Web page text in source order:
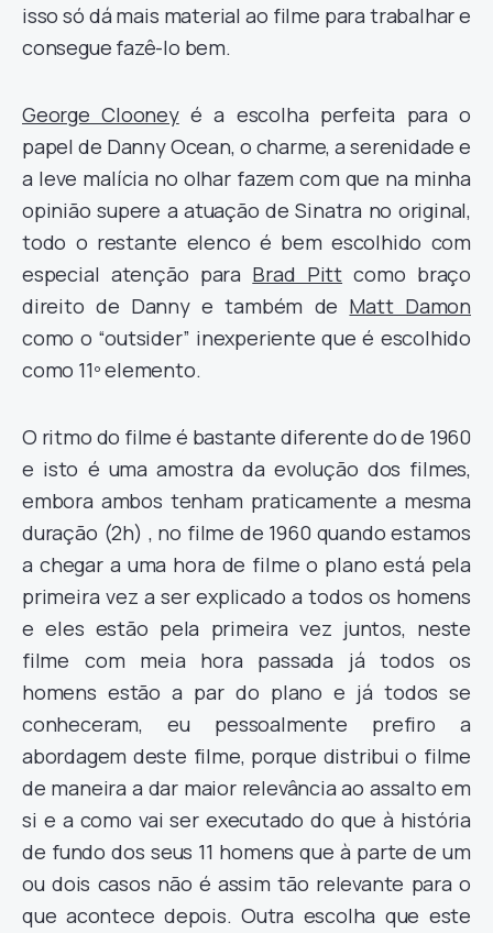
isso só dá mais material ao filme para trabalhar e
consegue fazê-lo bem.
George Clooneyé a escolha perfeita para o
papel de Danny Ocean, o charme, a serenidade e
a leve malícia no olhar fazem com que na minha
opinião supere a atuação de Sinatra no original,
todo o restante elenco é bem escolhido com
especial atenção para Brad Pitt como braço
direito de Danny e também de Matt Damon
como o “outsider” inexperiente que é escolhido
como 11º elemento.
O ritmo do filme é bastante diferente do de 1960
e isto é uma amostra da evolução dos filmes,
embora ambos tenham praticamente a mesma
duração (2h) , no filme de 1960 quando estamos
a chegar a uma hora de filme o plano está pela
primeira vez a ser explicado a todos os homens
e eles estão pela primeira vez juntos, neste
filme com meia hora passada já todos os
homens estão a par do plano e já todos se
conheceram, eu pessoalmente prefiro a
abordagem deste filme, porque distribui o filme
de maneira a dar maior relevância ao assalto em
si e a como vai ser executado do que à história
de fundo dos seus 11 homens que à parte de um
ou dois casos não é assim tão relevante para o
que acontece depois. Outra escolha que este